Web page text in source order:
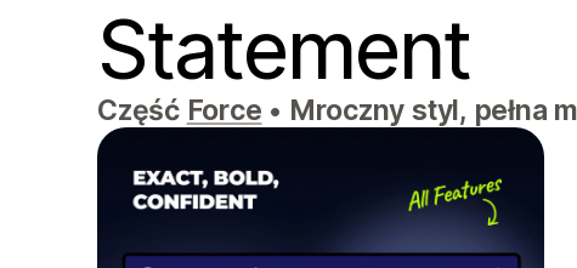
Statement
Część Force • Mroczny styl, pełna